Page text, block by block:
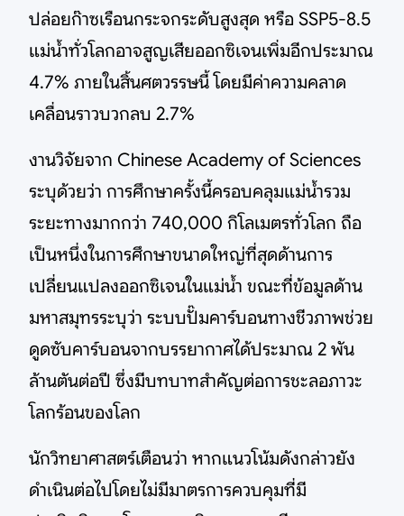
ปล่อยก๊าซเรือนกระจกระดับสูงสุด หรือ SSP5-8.5
แม่น้ำทั่วโลกอาจสูญเสียออกซิเจนเพิ่มอีกประมาณ
4.7% ภายในสิ้นศตวรรษนี้ โดยมีค่าความคลาด
เคลื่อนราวบวกลบ 2.7%
งานวิจัยจาก Chinese Academy of Sciences
ระบุด้วยว่า การศึกษาครั้งนี้ครอบคลุมแม่น้ำรวม
ระยะทางมากกว่า 740,000 กิโลเมตรทั่วโลก ถือ
เป็นหนึ่งในการศึกษาขนาดใหญ่ที่สุดด้านการ
เปลี่ยนแปลงออกซิเจนในแม่น้ำ ขณะที่ข้อมูลด้าน
มหาสมุทรระบุว่า ระบบปั๊มคาร์บอนทางชีวภาพช่วย
ดูดซับคาร์บอนจากบรรยากาศได้ประมาณ 2 พัน
ล้านตันต่อปี ซึ่งมีบทบาทสำคัญต่อการชะลอภาวะ
โลกร้อนของโลก
นักวิทยาศาสตร์เตือนว่า หากแนวโน้มดังกล่าวยัง
ดำเนินต่อไปโดยไม่มีมาตรการควบคุมที่มี